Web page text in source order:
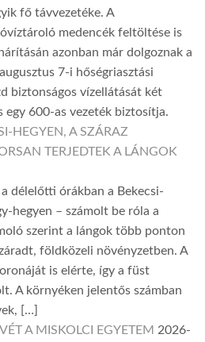
fő távvezetéke. A
medencék feltöltése is
azonban már dolgoznak a
7-i hőségriasztási
biztonságos vízellátását két
egy 600-as vezeték biztosítja.
HEGYEN, A SZÁRAZ
TERJEDTEK A LÁNGOK
délelőtti órákban a Bekecsi-
hegyen – számolt be róla a
szerint a lángok több ponton
földközeli növényzetben. A
is elérte, így a füst
A környéken jelentős számban
[…]
A MISKOLCI EGYETEM 2026-